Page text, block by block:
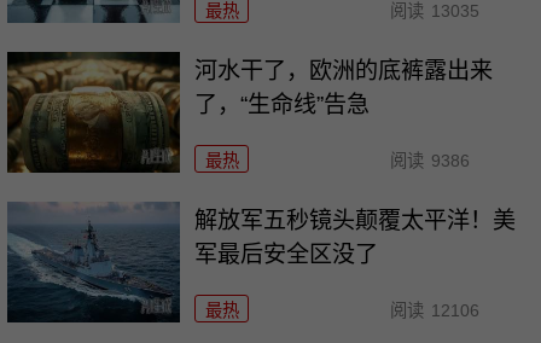
最热 阅读 13035
河水干了，欧洲的底裤露出来
了，“生命线”告急
最热 阅读 9386
解放军五秒镜头颠覆太平洋！美
军最后安全区没了
最热 阅读 12106